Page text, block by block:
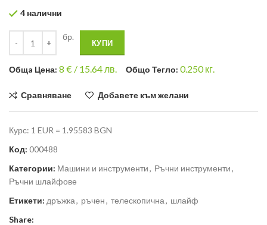
4 налични
бр.
КУПИ
Общa Цена: 8 € / 15.64 лв. Общо Тегло: 0.250кг.
Сравняване Добавете към желани
Курс: 1 EUR = 1.95583 BGN
Код: 000488
Категории: Машини и инструменти, Ръчни инструменти,
Ръчни шлайфове
Етикети: дръжка, ръчен, телескопична, шлайф
Share: